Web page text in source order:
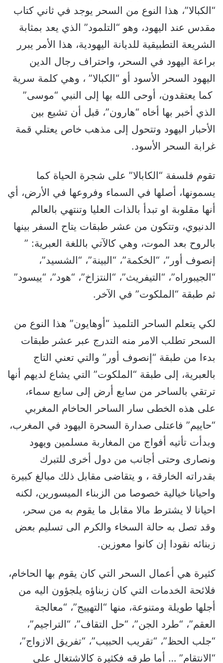
“الكبالا”، هذا النوع من السحر يوجد في ثاني كتاب
مقدس عند اليهود، وهو “التلمود” الذي يعد بمثابة
الشريعة التطبيقية للديانة اليهودية، هذا الأمر يبرر
براعة اليهود في السحر، واحتراف رجال الدين
اليهود السحر الأسود أو “الكبالا” ، وهي كلمة سرية
كما يعتقدون، أوحى الله بها إلى النبي “موسى”
الذي أخبر بها أخاه “هارون”، قبل أن تشيع بين
الأحبار اليهود وتتحول إلى مذهب خاص يعتلي قمة
غرابة السحر الأسود.
تقوم فلسفة “الكابالا” على شجرة الحياة كما
يسمونها، أصلها في السماء وفروعها في الأرض، أي
أنها مقلوبة او تبدأ بالذات العليا وتنتهي بالعالم
الدنيوي، وتتكون من عشر طبقات يتاح السفر بينها
بالروح بعد الموت، وهي كالآتي باللغة العبرية: ”
إنصوف أور”، “الخكمة”، “البينة”، “الشسيد”،
“الجيبوراه”، “التيفريث”، “النتزاخ”، “هود”، “ييسود”
ثم طبقة “الملكوت” في الآخر.
لكي يتعلم الساحر التلميذ “أوهايون” هذا النوع من
السحر تطلب الامر منه التدرج عبر عشر طبقات
بدءا من طبقة “إنصوف أور” والتي تعني التاج
بالعبرية، إلى طبقة “الملكوت” التي يشاع لديهم أنها
ترتقي بالساحر من سابع أرض إلى سابع سماء،
على هذه الخطى سار الساحر الحاخام المغربي
“حاييم” فاعتلى صدارة السحرة اليهود في المغرب،
وبدأت تأتيه أفواج من المغاربة مسلمين ويهود
ونصارى وحتى أجانب من دول أخرى للتبرك
بقدراته الخارقة ، و يتقاضى مقابل ذلك مبالغ كبيرة
واحيانا خيالية خصوصا من الزبناء الميسورين، لكنه
احيانا لا يشترط مالا مقابل ما يقوم به من سحر،
وقد تصل به حالة السخاء والكرم الى تسليم بعض
زبنائه نقودا إن كانوا معوزين.
كثيرة هي أعمال السحر التي كان يقوم بها الحاخام،
فلائحة الخدمات التي كان زبناؤه يلجؤون اليه من
أجلها طويلة ومتنوعة، منها “التهييج”، “معالجة
العقم”، “طرد الجن”، “حل التقاف”، “التراجيم”،
“جلب الحظ”، “تقريب الحبيب”، “تفريق الازواج”،
“الانتقام” … أما طرقه فكثيرة كالاشتغال على